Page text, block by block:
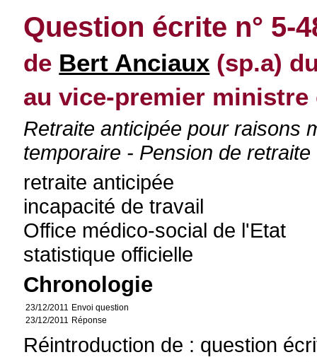
Question écrite n° 5-
de Bert Anciaux (sp.a)
au vice-premier
Retraite anticipée pour raisons
temporaire - Pension de
retraite anticipée
incapacité de travail
Office médico-social de l'Etat
statistique officielle
Chronologie
23/12/2011 Envoi question
23/12/2011 Réponse
Réintroduction de : question